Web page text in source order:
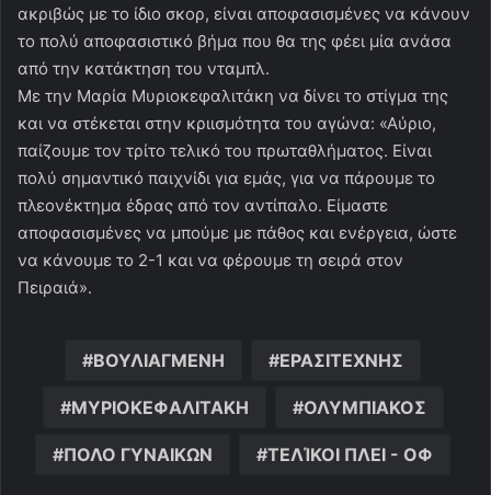
ακριβώς με το ίδιο σκορ, είναι αποφασισμένες να κάνουν
το πολύ αποφασιστικό βήμα που θα της φέει μία ανάσα
από την κατάκτηση του νταμπλ.
Με την Μαρία Μυριοκεφαλιτάκη να δίνει το στίγμα της
και να στέκεται στην κριισμότητα του αγώνα: «Αύριο,
παίζουμε τον τρίτο τελικό του πρωταθλήματος. Είναι
πολύ σημαντικό παιχνίδι για εμάς, για να πάρουμε το
πλεονέκτημα έδρας από τον αντίπαλο. Είμαστε
αποφασισμένες να μπούμε με πάθος και ενέργεια, ώστε
να κάνουμε το 2-1 και να φέρουμε τη σειρά στον
Πειραιά».
ΒΟΥΛΙΑΓΜΕΝΗ ΕΡΑΣΙΤΕΧΝΗΣ
ΜΥΡΙΟΚΕΦΑΛΙΤΑΚΗ ΟΛΥΜΠΙΑΚΟΣ
ΠΟΛΟ ΓΥΝΑΙΚΩΝ ΤΕΛΊΚΟΙ ΠΛΕΙ - ΟΦ